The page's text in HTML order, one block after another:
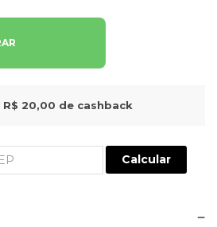
R$ 20,00 de cashback
Calcular